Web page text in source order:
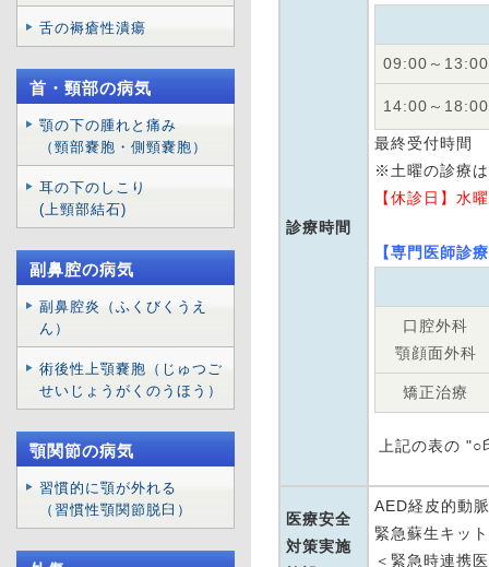
診療時間
09:00～13:00
14:00～18:00
最終受付時間
※土曜の診療
【休診日】水
【専門医師診
口腔外科
顎顔面外科
矯正治療
上記の表の
医療安全
対策実施
AED経皮的動
緊急蘇生キッ
＜緊急時連携
舌の褥瘡性潰瘍
首・頸部の病気
顎の下の腫れと痛み
（頸部嚢胞・側頸嚢胞）
耳の下のしこり
(上頸部結石)
副鼻腔の病気
副鼻腔炎（ふくびくうえ
ん）
術後性上顎嚢胞（じゅつご
せいじょうがくのうほう）
顎関節の病気
習慣的に顎が外れる
（習慣性顎関節脱臼）